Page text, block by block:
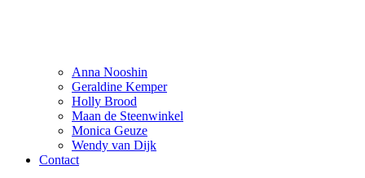
Anna Nooshin
Geraldine Kemper
Holly Brood
Maan de Steenwinkel
Monica Geuze
Wendy van Dijk
Contact